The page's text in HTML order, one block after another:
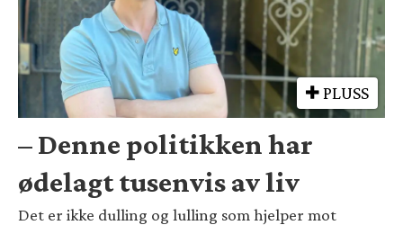
PLUSS
– Denne politikken har
ødelagt tusenvis av liv
Det er ikke dulling og lulling som hjelper mot